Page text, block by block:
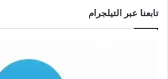
تابعنا عبر التيلجرام